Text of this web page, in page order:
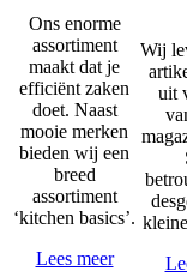
Ons enorme
assortiment
maakt dat je
efficiënt zaken
doet. Naast
mooie merken
bieden wij een
breed
assortiment
‘kitchen basics’.
Lees meer
Wij
uit